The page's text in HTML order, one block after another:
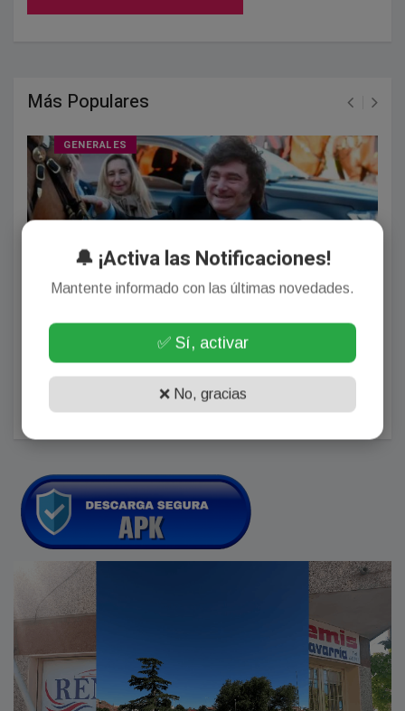
Más Populares
GENERALES
Repercusiones del discurso de Milei en la Expo Rural:
"Lo que hizo el Presidente fue dar conceptos
netamente ideológicos”
Julio 30, 2026
🔔 ¡Activa las Notificaciones!
Mantente informado con las últimas novedades.
✅ Sí, activar
❌ No, gracias